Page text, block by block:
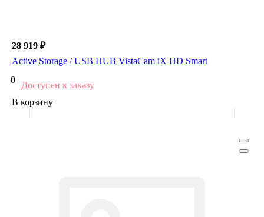
28 919 ₽
Active Storage / USB HUB VistaCam iX HD Smart
0
Доступен к заказу
В корзину